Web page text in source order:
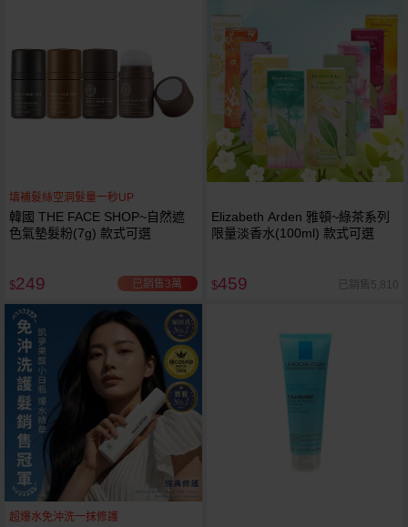
填補髮絲空洞髮量一秒UP
韓國 THE FACE SHOP~自然遮
色氣墊髮粉(7g) 款式可選
$249 已銷售3萬
Elizabeth Arden 雅頓~綠茶系列
限量淡香水(100ml) 款式可選
$459 已銷售5,810
超爆水免沖洗一抹修護